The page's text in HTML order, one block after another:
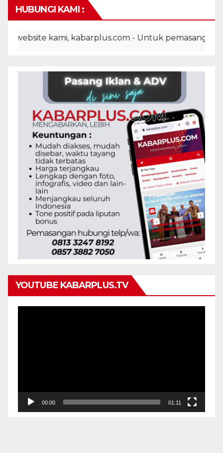
HUBUNGI KAMI :
kami, kabarplus.com - Untuk pemasangan iklan,
YOUTUBE KABARPLUS.TV
00:00 01:11